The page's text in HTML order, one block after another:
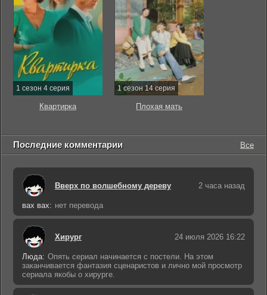
1 сезон 4 серия
Квартирка
1 сезон 14 серия
Плохая мать
Последние комментарии Все
Вверх по волшебному дереву 2 часа назад
вах вах: нет перевода
Хирург 24 июля 2026 16:22
Люда: Опять сериал начинается с постели. На этом
заканчивается фантазия сценаристов и лично мой просмотр
сериала якобы о хирурге.